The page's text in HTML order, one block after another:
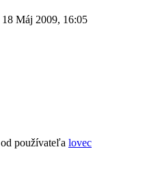
18 Máj 2009, 16:05
od používateľa lovec